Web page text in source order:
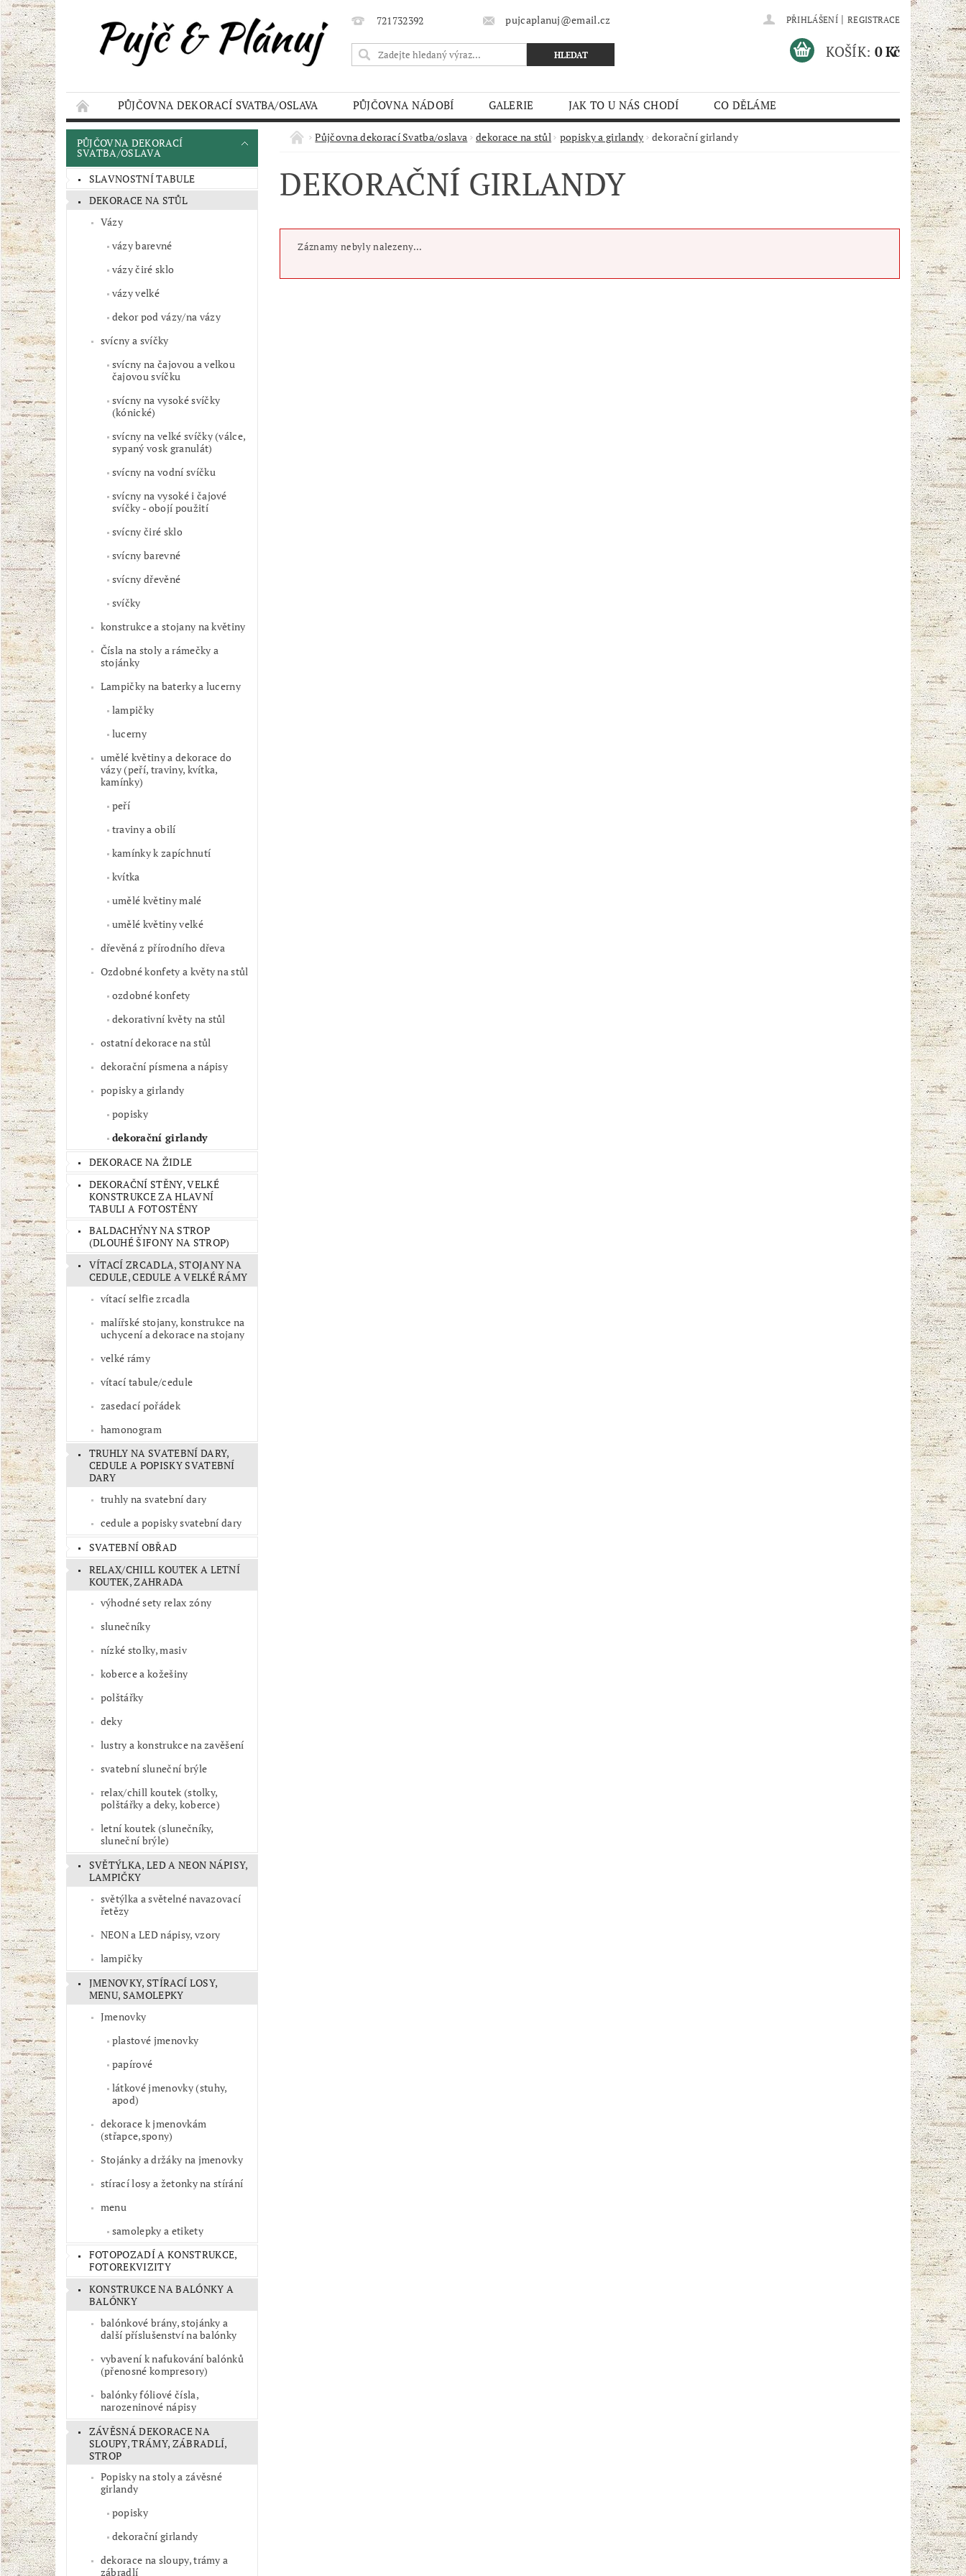
721732392 pujcaplanuj@email.cz PŘIHLÁŠENÍ | REGISTRACE
KOŠÍK: 0 Kč
PŮJČOVNA DEKORACÍ SVATBA/OSLAVA PŮJČOVNA NÁDOBÍ GALERIE JAK TO U NÁS CHODÍ
CO DĚLÁME
KONTAKT
AKCE OBCHODNÍ PODMÍNKY
PŮJČOVNA DEKORACÍ
SVATBA/OSLAVA
SLAVNOSTNÍ TABULE
DEKORACE NA STŮL
Vázy
vázy barevné
vázy čiré sklo
vázy velké
dekor pod vázy/na vázy
svícny a svíčky
svícny na čajovou a velkou
čajovou svíčku
svícny na vysoké svíčky
(kónické)
svícny na velké svíčky (válce,
sypaný vosk granulát)
svícny na vodní svíčku
svícny na vysoké i čajové
svíčky - obojí použití
svícny čiré sklo
svícny barevné
svícny dřevěné
svíčky
konstrukce a stojany na květiny
Čísla na stoly a rámečky a
stojánky
Lampičky na baterky a lucerny
lampičky
lucerny
umělé květiny a dekorace do
vázy (peří, traviny, kvítka,
kamínky)
peří
traviny a obilí
kamínky k zapíchnutí
kvítka
umělé květiny malé
umělé květiny velké
dřevěná z přírodního dřeva
Ozdobné konfety a květy na stůl
ozdobné konfety
dekorativní květy na stůl
ostatní dekorace na stůl
dekorační písmena a nápisy
popisky a girlandy
popisky
dekorační girlandy
DEKORACE NA ŽIDLE
DEKORAČNÍ STĚNY, VELKÉ
KONSTRUKCE ZA HLAVNÍ
TABULI A FOTOSTĚNY
BALDACHÝNY NA STROP
(DLOUHÉ ŠIFONY NA STROP)
VÍTACÍ ZRCADLA, STOJANY NA
CEDULE, CEDULE A VELKÉ RÁMY
vítací selfie zrcadla
malířské stojany, konstrukce na
uchycení a dekorace na stojany
velké rámy
vítací tabule/cedule
zasedací pořádek
hamonogram
TRUHLY NA SVATEBNÍ DARY,
CEDULE A POPISKY SVATEBNÍ
DARY
truhly na svatební dary
cedule a popisky svatební dary
SVATEBNÍ OBŘAD
RELAX/CHILL KOUTEK A LETNÍ
KOUTEK, ZAHRADA
výhodné sety relax zóny
slunečníky
nízké stolky, masiv
koberce a kožešiny
polštářky
deky
lustry a konstrukce na zavěšení
svatební sluneční brýle
relax/chill koutek (stolky,
polštářky a deky, koberce)
letní koutek (slunečníky,
sluneční brýle)
SVĚTÝLKA, LED A NEON NÁPISY,
LAMPIČKY
světýlka a světelné navazovací
řetězy
NEON a LED nápisy, vzory
lampičky
JMENOVKY, STÍRACÍ LOSY,
MENU, SAMOLEPKY
Jmenovky
plastové jmenovky
papírové
látkové jmenovky (stuhy,
apod)
dekorace k jmenovkám
(střapce,spony)
Stojánky a držáky na jmenovky
stírací losy a žetonky na stírání
menu
samolepky a etikety
FOTOPOZADÍ A KONSTRUKCE,
FOTOREKVIZITY
KONSTRUKCE NA BALÓNKY A
BALÓNKY
balónkové brány, stojánky a
další příslušenství na balónky
vybavení k nafukování balónků
(přenosné kompresory)
balónky fóliové čísla,
narozeninové nápisy
ZÁVĚSNÁ DEKORACE NA
SLOUPY, TRÁMY, ZÁBRADLÍ,
STROP
Popisky na stoly a závěsné
girlandy
popisky
dekorační girlandy
dekorace na sloupy, trámy a
zábradlí
Půjčovna dekorací Svatba/oslava dekorace na stůl popisky a girlandy dekorační girlandy
DEKORAČNÍ GIRLANDY
Záznamy nebyly nalezeny...